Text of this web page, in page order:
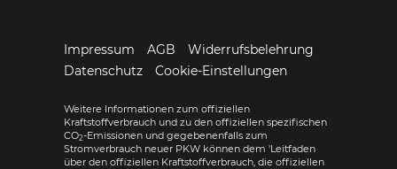
Impressum AGB
Widerrufsbelehrung
Datenschutz
Cookie-Einstellungen
Weitere Informationen zum offiziellen
Kraftstoffverbrauch und zu den offiziellen spezifischen
CO2-Emissionen und gegebenenfalls zum
Stromverbrauch neuer PKW können dem 'Leitfaden
über den offiziellen Kraftstoffverbrauch, die offiziellen